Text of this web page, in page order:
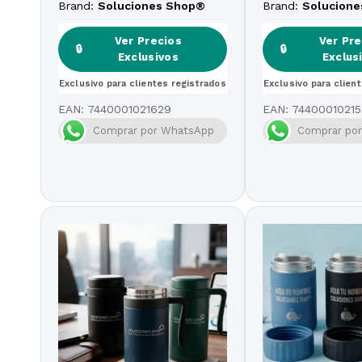
Edición Especial
Brand: Soluciones Shop®
🔒
Ver Precios
Exclusivos
Exclusivo para clientes registrados
EAN: 7440001021629
Comprar por WhatsApp
Especial Día de
Brand:
🔒
Ver
Exclusivo para
EAN:
Comprar